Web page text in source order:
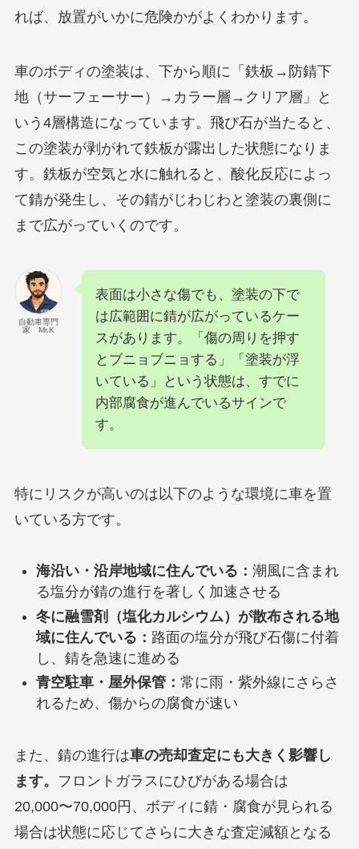
れば、放置がいかに危険かがよくわかります。
車のボディの塗装は、下から順に「鉄板→防錆下
地（サーフェーサー）→カラー層→クリア層」と
いう4層構造になっています。飛び石が当たると、
この塗装が剥がれて鉄板が露出した状態になりま
す。鉄板が空気と水に触れると、酸化反応によっ
て錆が発生し、その錆がじわじわと塗装の裏側に
まで広がっていくのです。
自動車専門
家 Mr.K
表面は小さな傷でも、塗装の下で
は広範囲に錆が広がっているケー
スがあります。「傷の周りを押す
とブニョブニョする」「塗装が浮
いている」という状態は、すでに
内部腐食が進んでいるサインで
す。
特にリスクが高いのは以下のような環境に車を置
いている方です。
海沿い・沿岸地域に住んでいる： 潮風に含まれ
る塩分が錆の進行を著しく加速させる
冬に融雪剤（塩化カルシウム）が散布される地
域に住んでいる： 路面の塩分が飛び石傷に付着
し、錆を急速に進める
青空駐車・屋外保管： 常に雨・紫外線にさらさ
れるため、傷からの腐食が速い
また、錆の進行は車の売却査定にも大きく影響し
ます。
フロントガラスにひびがある場合は
20,000〜70,000円、ボディに錆・腐食が見られる
場合は状態に応じてさらに大きな査定減額となる